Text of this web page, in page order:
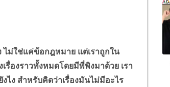
ม่ใช่แค่ข้อกฎหมาย แต่เราถูกใน
รื่องราวทั้งหมดโดยมีพี่พิงมาด้วย เรา
งไง สำหรับคิดว่าเรื่องมันไม่มีอะไร